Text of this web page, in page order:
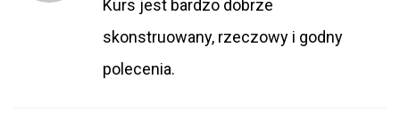
Kurs jest bardzo dobrze
skonstruowany, rzeczowy i godny
polecenia.